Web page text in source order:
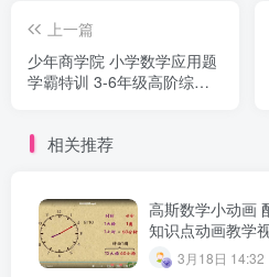
上一篇
少年商学院 小学数学应用题
学霸特训 3-6年级高阶综合
相关推荐
高斯数学小动画
知识点动画教学
3月18日 14:32